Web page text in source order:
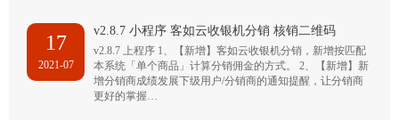
17
2021-07
v2.8.7 小程序 客如云收银机分销 核销二维码
v2.8.7 上程序 1、【新增】客如云收银机分销，新增按匹配
本系统「单个商品」计算分销佣金的方式。 2、【新增】新
增分销商成绩发展下级用户/分销商的通知提醒，让分销商
更好的掌握…